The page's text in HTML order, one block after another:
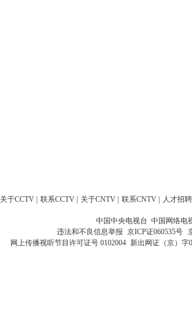
关于CCTV 联系CCTV 关于CNTV 联系CNTV 人才招聘
中国中央电视台 中国网络电
违法和不良信息举报 京ICP证060535号
网上传播视听节目许可证号 0102004 新出网证（京）